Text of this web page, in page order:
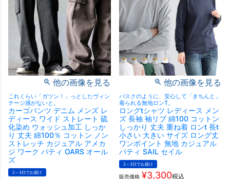
他の画像を見る
これくらい「ガツン！」っとしたヴィン
テージ感がないと。
カーゴパンツ デニム メンズ レ
ディース ワイド ストレート 硫
化染め ウォッシュ加工 しっか
り 丈夫 綿100％ コットン ノン
ストレッチ カジュアル アメカ
ジ ワーク パティ OARS オール
ズ
2～3日でお届け
他の画像を見る
バスクのように、安心して「きちんと」
着られる無地ロンT。
ロングtシャツ レディース メン
ズ 長袖 袖リブ 綿100 コットン
しっかり 丈夫 重ね着 ロンt 長t
小さい 大きい サイズ ロング丈
ワンポイント 無地 カジュアル
パティ SAIL セイル
2～3日でお届け
販売価格 ¥3,300税込